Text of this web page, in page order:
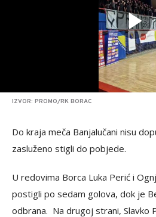
IZVOR: PROMO/RK BORAC
Do kraja meča Banjalučani nisu
zasluženo stigli do pobjede.
U redovima Borca Luka Perić i
postigli po sedam golova, dok je
odbrana. Na drugoj strani, Slavko